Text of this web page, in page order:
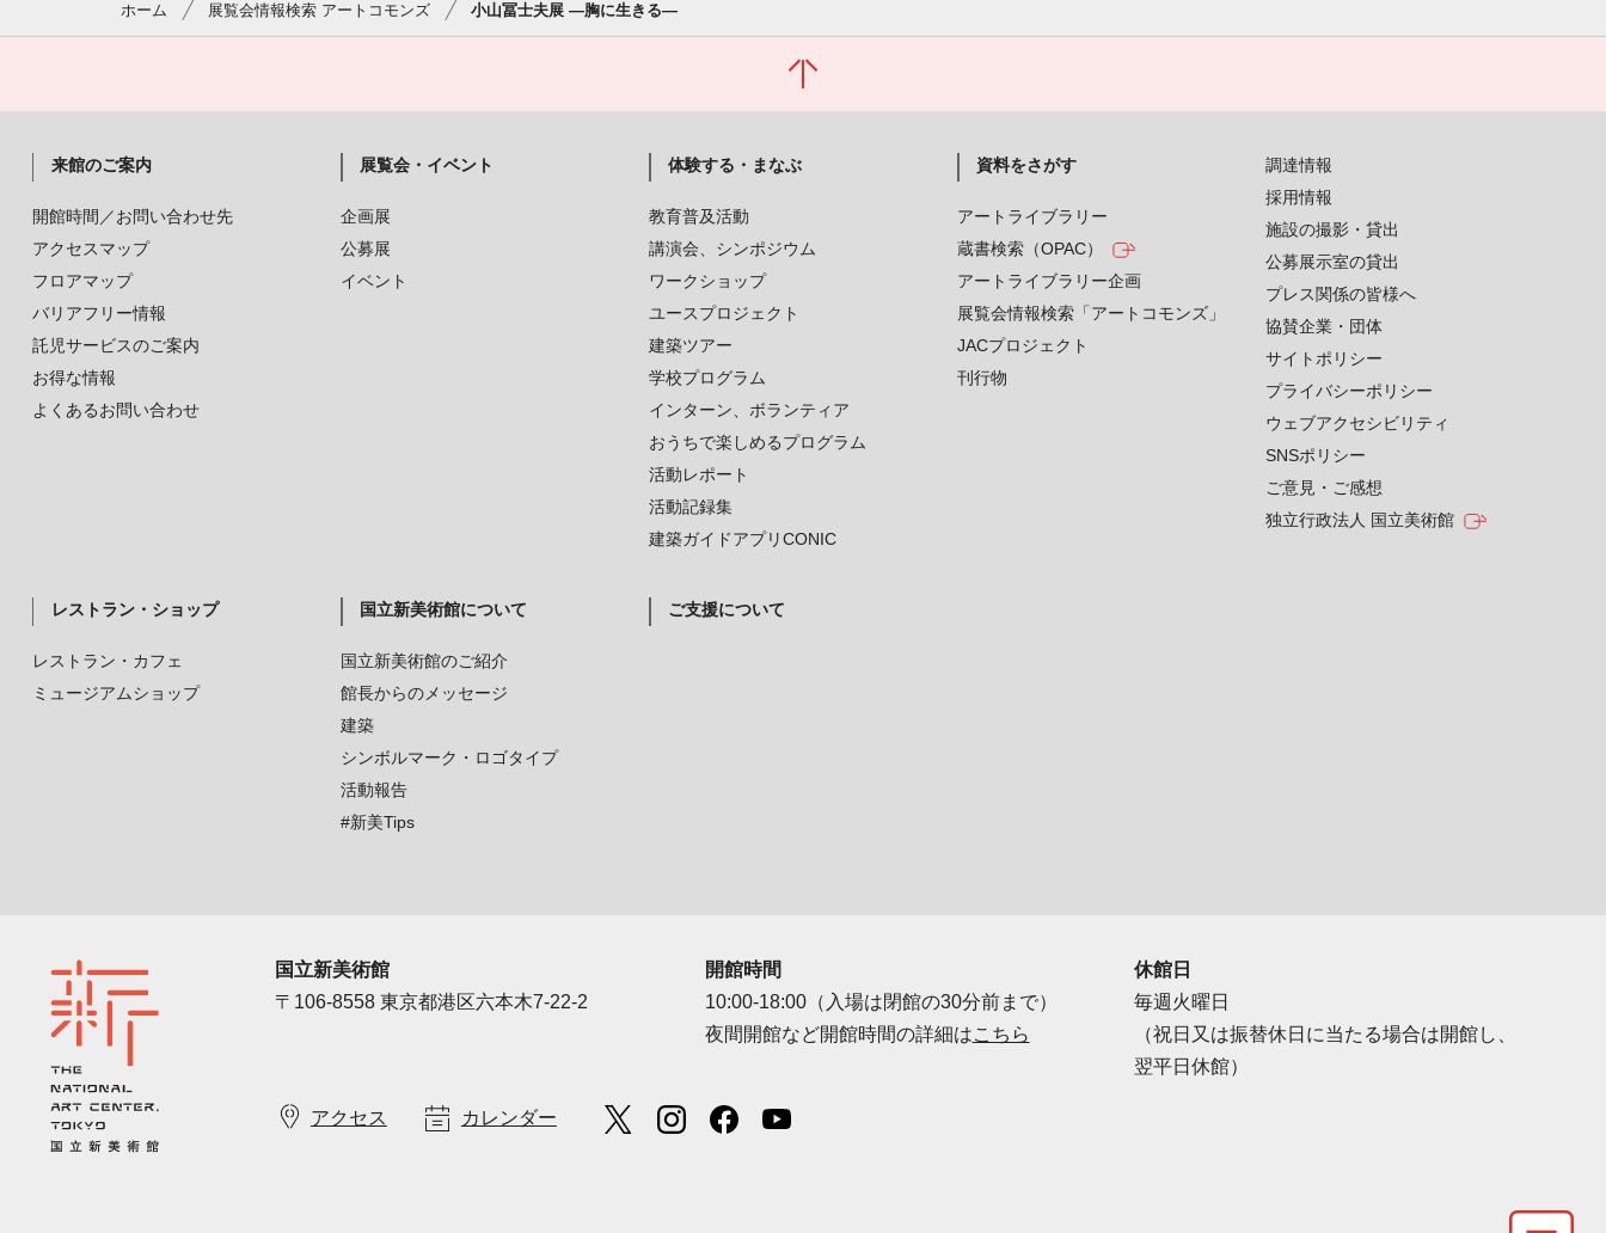
ホーム 展覧会情報検索 アートコモンズ 小山冨士夫展 ―胸に生きる―
来館のご案内
開館時間／お問い合わせ先
アクセスマップ
フロアマップ
バリアフリー情報
託児サービスのご案内
お得な情報
よくあるお問い合わせ
展覧会・イベント
企画展
公募展
イベント
体験する・まなぶ
教育普及活動
講演会、シンポジウム
ワークショップ
ユースプロジェクト
建築ツアー
学校プログラム
インターン、ボランティア
おうちで楽しめるプログラム
活動レポート
活動記録集
建築ガイドアプリCONIC
資料をさがす
アートライブラリー
蔵書検索（OPAC）
アートライブラリー企画
展覧会情報検索「アートコモンズ」
JACプロジェクト
刊行物
レストラン・ショップ
レストラン・カフェ
ミュージアムショップ
国立新美術館について
国立新美術館のご紹介
館長からのメッセージ
建築
シンボルマーク・ロゴタイプ
活動報告
#新美Tips
ご支援について
調達情報
採用情報
施設の撮影・貸出
公募展示室の貸出
プレス関係の皆様へ
協賛企業・団体
サイトポリシー
プライバシーポリシー
ウェブアクセシビリティ
SNSポリシー
ご意見・ご感想
独立行政法人 国立美術館
国立新美術館
〒106-8558 東京都港区六本木7-22-2
開館時間
10:00-18:00（入場は閉館の30分前まで）
夜間開館など開館時間の詳細はこちら
休館日
毎週火曜日
（祝日又は振替休日に当たる場合は開館し、
翌平日休館）
アクセス カレンダー